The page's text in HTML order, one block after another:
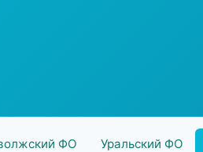
ФО Уральский ФО